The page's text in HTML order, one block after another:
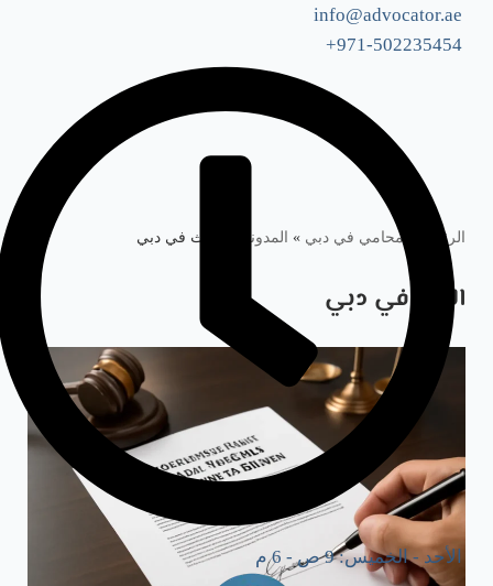
info@advocator.ae
971-502235454+
الأحد - الخميس: 9 ص - 6 م
الرئيسية: محامي في دبي » المدونة الإرث في دبي
الإرث في دبي